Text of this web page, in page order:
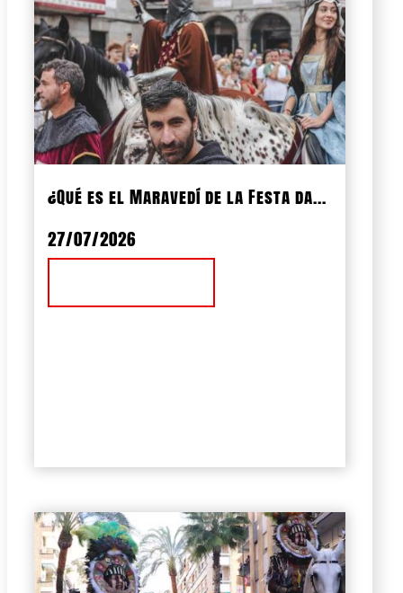
¿Qué es el Maravedí de la Festa da...
27/07/2026